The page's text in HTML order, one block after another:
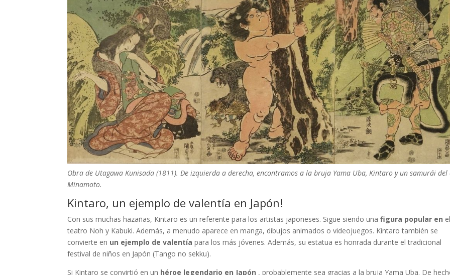
Obra de Utagawa Kunisada (1811). De izquierda a derecha, encontramos a la bruja Yama Uba, Kintaro y un samurái del
Minamoto.
Kintaro, un ejemplo de valentía en Japón!
Con sus muchas hazañas, Kintaro es un referente para los artistas japoneses. Sigue siendo unafigura popular en el
teatro Noh y Kabuki. Además, a menudo aparece en manga, dibujos animados o videojuegos. Kintaro también se
convierte en un ejemplo de valentía para los más jóvenes. Además, su estatua es honrada durante el tradicional
festival de niños en Japón (Tango no sekku).
Si Kintaro se convirtió en un héroe legendario en Japón , probablemente sea gracias a la bruja Yama Uba. De